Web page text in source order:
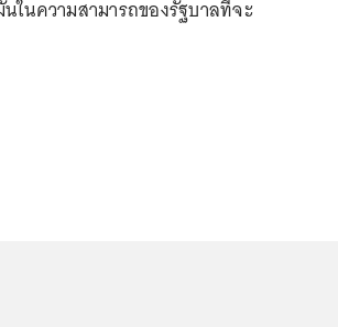
ในความสามารถของรัฐบาลที่จะ